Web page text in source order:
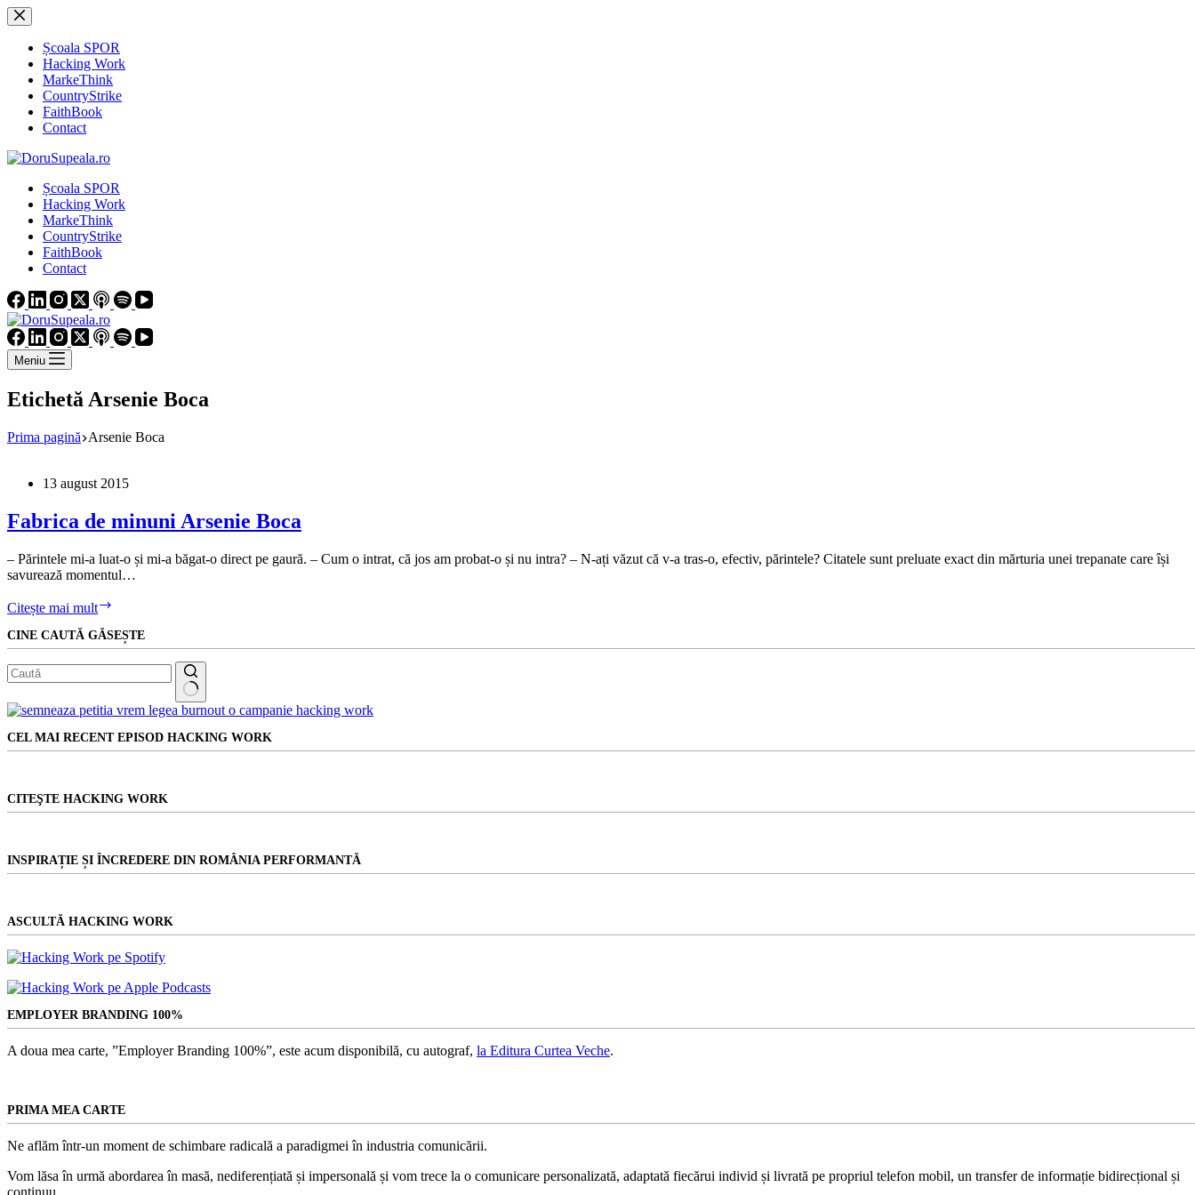
Sari
la
conținutȘcoala SPOR
Hacking Work
MarkeThink
CountryStrike
FaithBook
Contact
Școala SPOR
Hacking Work
MarkeThink
CountryStrike
FaithBook
Contact
Meniu
Etichetă Arsenie Boca
Prima pagină Arsenie Boca
13 august 2015
Fabrica de minuni Arsenie Boca
– Părintele mi-a luat-o și mi-a băgat-o direct pe gaură. – Cum o intrat, că jos am probat-o și nu intra? – N-ați văzut că v-a tras-o, efectiv, părintele? Citatele sunt preluate exact din mărturia unei trepanate care își
savurează momentul…
Citește mai mult
minuni
Arsenie
Boca
CINE CAUTĂ GĂSEȘTE
Niciun
CEL MAI RECENT EPISOD HACKING WORK
CITEŞTE HACKING WORK
INSPIRAȚIE ȘI ÎNCREDERE DIN ROMÂNIA PERFORMANTĂ
ASCULTĂ HACKING WORK
EMPLOYER BRANDING 100%
A doua mea carte, ”Employer Branding 100%”, este acum disponibilă, cu autograf, la Editura Curtea Veche.
PRIMA MEA CARTE
Ne aflăm într-un moment de schimbare radicală a paradigmei în industria comunicării.
Vom lăsa în urmă abordarea în masă, nediferențiată și impersonală și vom trece la o comunicare personalizată, adaptată fiecărui individ și livrată pe propriul telefon mobil, un transfer de informație bidirecțional și
continuu.